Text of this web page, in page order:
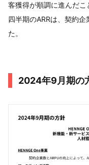
客獲得が順調に進んだ
四半期のARRは、契約
た。
2024年9⽉期の